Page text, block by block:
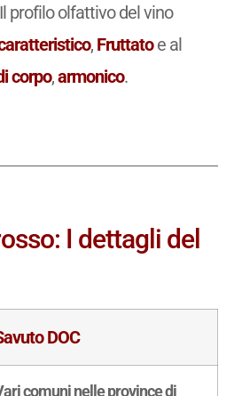
profilo olfattivo del vino
, Fruttatoe al
corpo,armonico.
I dettagli del
DOC
comuni nelle province di